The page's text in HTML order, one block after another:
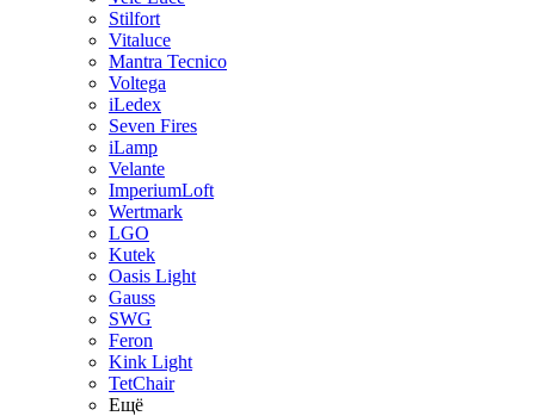
Stilfort
Vitaluce
Mantra Tecnico
Voltega
iLedex
Seven Fires
iLamp
Velante
ImperiumLoft
Wertmark
LGO
Kutek
Oasis Light
Gauss
SWG
Feron
Kink Light
TetСhair
Ещё